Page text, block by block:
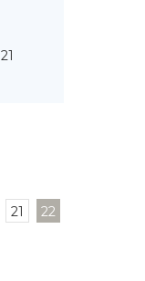
21
21
22